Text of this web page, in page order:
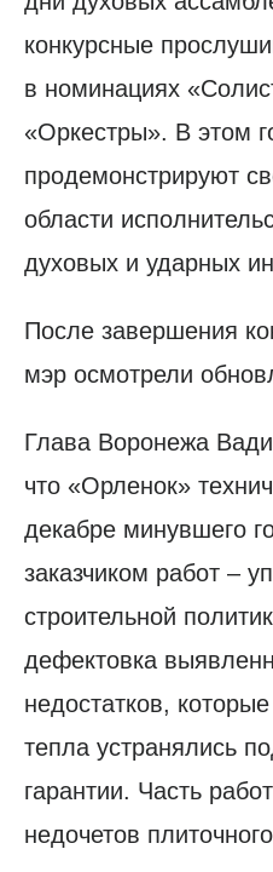
конкурсные
в номинациях
«Оркестры». В этом
продемонстрируют
области
духовых и ударных
После завершения
мэр осмотрели
Глава Воронежа
что «Орленок»
декабре минувшего
заказчиком работ –
строительной
дефектовка
недостатков,
тепла устранялись
гарантии. Часть
недочетов